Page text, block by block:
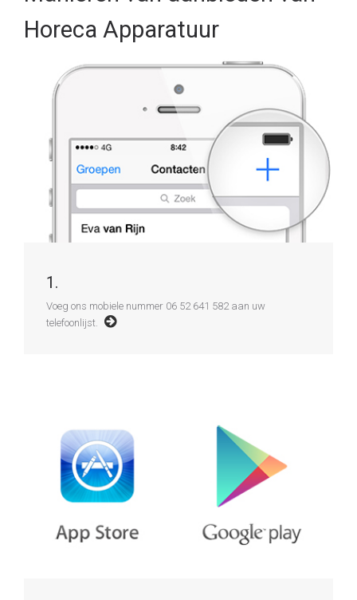
Horeca Apparatuur
1.
Voeg ons mobiele nummer 06 52 641 582 aan uw
telefoonlijst.